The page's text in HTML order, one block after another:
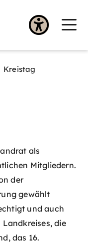
Kreistag
als
Mitgliedern.
der
gewählt
und auch
die
das 16.